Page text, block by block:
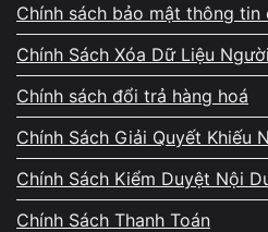
Chính sách bảo mật thông tin
Chính Sách Xóa Dữ Liệu
Chính sách đổi trả hàng hoá
Chính Sách Giải Quyết Khiếu
Chính Sách Kiểm Duyệt Nội
Chính Sách Thanh Toán